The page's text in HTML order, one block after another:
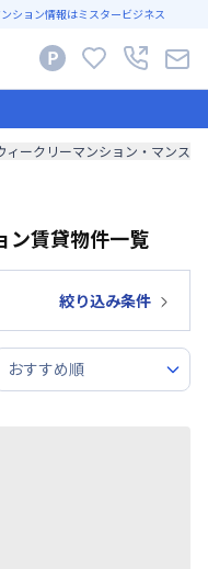
ション情報はミスタービジネス
ィークリーマンション・マンス
ン賃貸物件一覧
絞り込み条件